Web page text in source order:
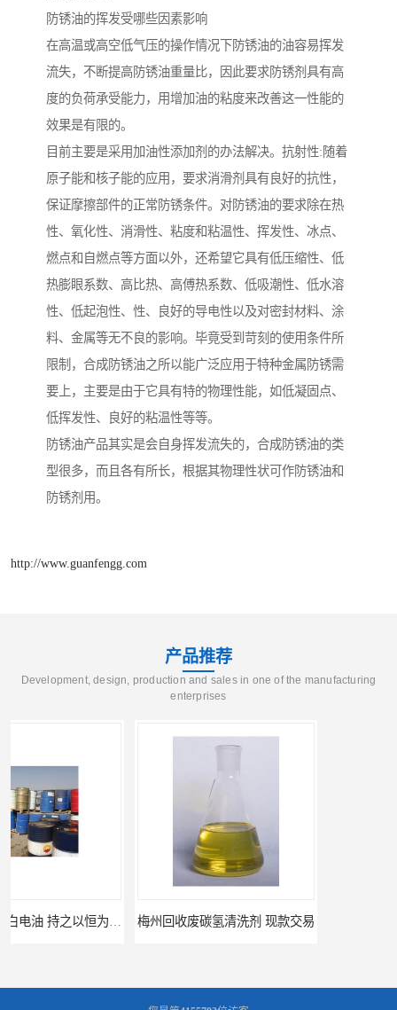
防锈油的挥发受哪些因素影响
在高温或高空低气压的操作情况下防锈油的油容易挥发
流失，不断提高防锈油重量比，因此要求防锈剂具有高
度的负荷承受能力，用增加油的粘度来改善这一性能的
效果是有限的。
目前主要是采用加油性添加剂的办法解决。抗射性:随着
原子能和核子能的应用，要求消滑剂具有良好的抗性，
保证摩擦部件的正常防锈条件。对防锈油的要求除在热
性、氧化性、消滑性、粘度和粘温性、挥发性、冰点、
燃点和自燃点等方面以外，还希望它具有低压缩性、低
热膨眼系数、高比热、高傅热系数、低吸潮性、低水溶
性、低起泡性、性、良好的导电性以及对密封材料、涂
料、金属等无不良的影响。毕竟受到苛刻的使用条件所
限制，合成防锈油之所以能广泛应用于特种金属防锈需
要上，主要是由于它具有特的物理性能，如低凝固点、
低挥发性、良好的粘温性等等。
防锈油产品其实是会自身挥发流失的，合成防锈油的类
型很多，而且各有所长，根据其物理性状可作防锈油和
防锈剂用。
http://www.guanfengg.com
产品推荐
Development, design, production and sales in one of the manufacturing
enterprises
梅州回收废碳氢清洗剂 现款交易